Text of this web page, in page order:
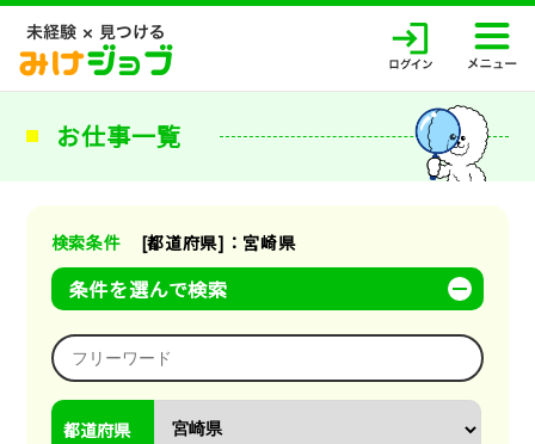
お仕事一覧
検索条件 [都道府県]：宮崎県
条件を選んで検索
都道府県